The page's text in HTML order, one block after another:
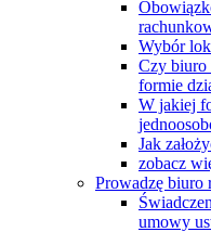
Wybór
Czy biuro
formie
W jakiej
Jak
zobacz
Prowadzę biuro
umowy